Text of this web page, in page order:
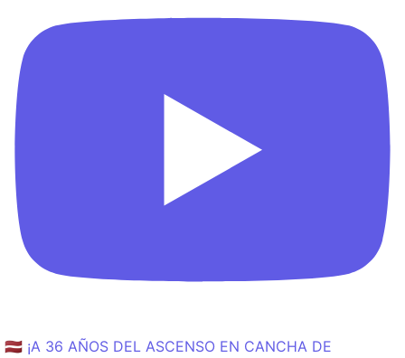
🇱🇻 ¡A 36 AÑOS DEL ASCENSO EN CANCHA DE